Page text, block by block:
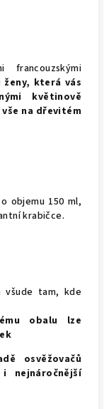
ženy, která vás
květinově
na dřevitém
objemu 150 ml,
krabičce.
všude tam, kde
obalu lze
osvěžovačů
nejnáročnější